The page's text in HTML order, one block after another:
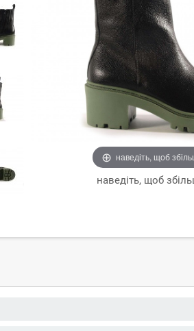
наведіть, щоб
наведіть, щоб